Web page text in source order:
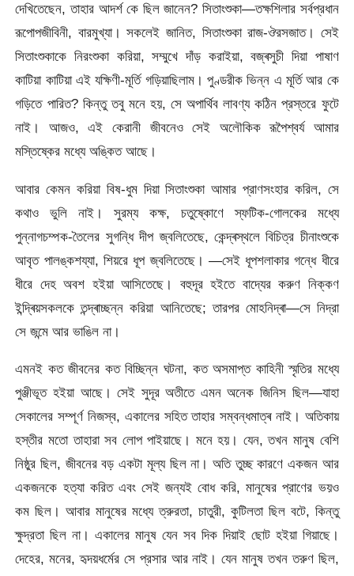
দেখিতেছেন, তাহার আদর্শ কে ছিল জানেন? সিতাংশুকা—তক্ষশিলার সর্বপ্রধান
রূপোপজীবিনী, বারমুখ্যা। সকলেই জানিত, সিতাংশুকা রাজ-ঔরসজাত। সেই
সিতাংশুকাকে নিরংশুকা করিয়া, সম্মুখে দাঁড় করাইয়া, বজ্ৰসুচী দিয়া পাষাণ
কাটিয়া কাটিয়া এই যক্ষিণী-মূর্তি গড়িয়াছিলাম। পুণ্ডরীক ভিন্ন এ মূর্তি আর কে
গড়িতে পারিত? কিন্তু তবু মনে হয়, সে অপার্থিব লাবণ্য কঠিন প্রস্তরে ফুটে
নাই। আজও, এই কেরানী জীবনেও সেই অলৌকিক রূপৈশ্বৰ্য আমার
মস্তিষ্কের মধ্যে অঙ্কিত আছে।
আবার কেমন করিয়া বিষ-ধুম দিয়া সিতাংশুকা আমার প্রাণসংহার করিল, সে
কথাও ভুলি নাই। সুরম্য কক্ষ, চতুষ্কোণে স্ফটিক-গোলকের মধ্যে
পুন্নাগচম্পক-তৈলের সুগন্ধি দীপ জ্বলিতেছে, কেন্দ্ৰস্থলে বিচিত্র চীনাংশুকে
আবৃত পালঙ্কশয্যা, শিয়রে ধূপ জ্বলিতেছে। —সেই ধূপশলাকার গন্ধে ধীরে
ধীরে দেহ অবশ হইয়া আসিতেছে। বহুদূর হইতে বাদ্যের করুণ নিক্কণ
ইন্দ্ৰিয়সকলকে তন্দ্ৰাচ্ছন্ন করিয়া আনিতেছে; তারপর মোহনিদ্ৰা—সে নিদ্রা
সে জন্মে আর ভাঙিল না।
এমনই কত জীবনের কত বিচ্ছিন্ন ঘটনা, কত অসমাপ্ত কাহিনী স্মৃতির মধ্যে
পুঞ্জীভূত হইয়া আছে। সেই সুদূর অতীতে এমন অনেক জিনিস ছিল—যাহা
সেকালের সম্পূর্ণ নিজস্ব, একালের সহিত তাহার সম্বন্ধমাত্ৰ নাই। অতিকায়
হস্তীর মতো তাহারা সব লোপ পাইয়াছে। মনে হয়। যেন, তখন মানুষ বেশি
নিষ্ঠুর ছিল, জীবনের বড় একটা মূল্য ছিল না। অতি তুচ্ছ কারণে একজন আর
একজনকে হত্যা করিত এবং সেই জন্যই বোধ করি, মানুষের প্রাণের ভয়ও
কম ছিল। আবার মানুষের মধ্যে ত্রুরতা, চাতুরী, কুটিলতা ছিল বটে, কিন্তু
ক্ষুদ্রতা ছিল না। একালের মানুষ যেন সব দিক দিয়াই ছোট হইয়া গিয়াছে।
দেহের, মনের, হৃদয়ধর্মের সে প্রসার আর নাই। যেন মানুষ তখন তরুণ ছিল,